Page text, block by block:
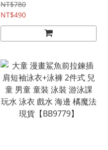
童 童裝 平角內褲 四角褲 安
全褲 女童 貼身衣物 橘魔法
現貨【BB9787】
NT$780
NT$490